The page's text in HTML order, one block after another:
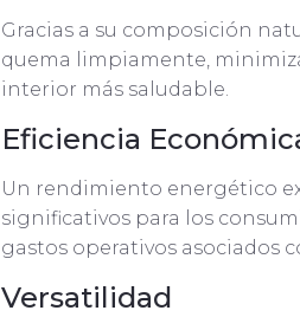
Gracias a su composición
quema limpiamente,
interior más saludable.
Eficiencia
Un rendimiento energético
significativos para los
gastos operativos asociados
Versatilidad